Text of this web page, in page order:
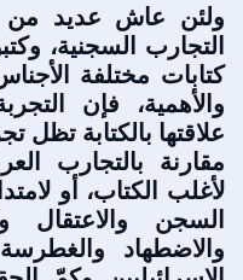
ولئن عاش عديد من
التجارب السجنية،
كتابات مختلفة
والأهمية، فإن
علاقتها بالكتابة تظل
مقارنة بالتجارب
لأغلب الكتاب، أو
السجن والاعتقال
والاضطهاد